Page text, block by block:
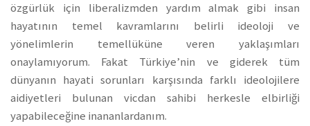
özgürlük için liberalizmden yardım almak gibi insan
hayatının temel kavramlarını belirli ideoloji ve
yönelimlerin temellüküne veren yaklaşımları
onaylamıyorum. Fakat Türkiye’nin ve giderek tüm
dünyanın hayati sorunları karşısında farklı ideolojilere
aidiyetleri bulunan vicdan sahibi herkesle elbirliği
yapabileceğine inananlardanım.